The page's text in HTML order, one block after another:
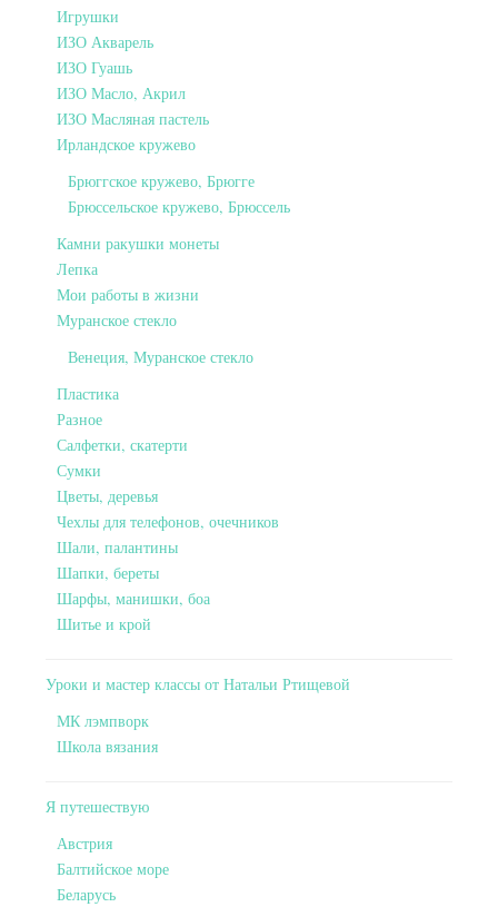
Игрушки
ИЗО Акварель
ИЗО Гуашь
ИЗО Масло, Акрил
ИЗО Масляная пастель
Ирландское кружево
Брюггское кружево, Брюгге
Брюссельское кружево, Брюссель
Камни ракушки монеты
Лепка
Мои работы в жизни
Муранское стекло
Венеция, Муранское стекло
Пластика
Разное
Салфетки, скатерти
Сумки
Цветы, деревья
Чехлы для телефонов, очечников
Шали, палантины
Шапки, береты
Шарфы, манишки, боа
Шитье и крой
Уроки и мастер классы от Натальи Ртищевой
МК лэмпворк
Школа вязания
Я путешествую
Австрия
Балтийское море
Беларусь